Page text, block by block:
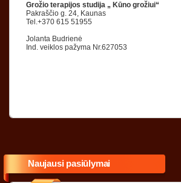
Grožio terapijos studija „ Kūno grožiui“
Pakraščio g. 24, Kaunas
Tel.+370 615 51955
Jolanta Budrienė
Ind. veiklos pažyma Nr.627053
Naujausi pasiūlymai